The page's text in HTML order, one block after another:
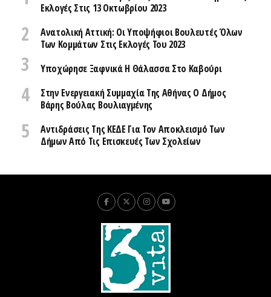
Εκλογές Στις 13 Οκτωβρίου 2023
Ανατολική Αττική: Οι Υποψήφιοι Βουλευτές Όλων
Των Κομμάτων Στις Εκλογές Του 2023
Υποχώρησε Ξαφνικά Η Θάλασσα Στο Καβούρι
Στην Ενεργειακή Συμμαχία Της Αθήνας Ο Δήμος
Βάρης Βούλας Βουλιαγμένης
Αντιδράσεις Της ΚΕΔΕ Για Τον Αποκλεισμό Των
Δήμων Από Τις Επισκευές Των Σχολείων